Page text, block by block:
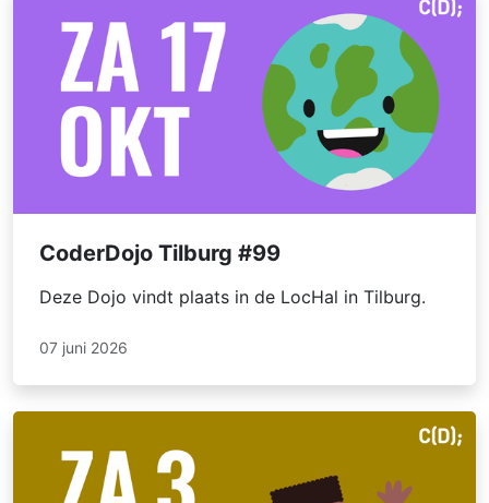
CoderDojo Tilburg #99
Deze Dojo vindt plaats in de LocHal in Tilburg.
07 juni 2026